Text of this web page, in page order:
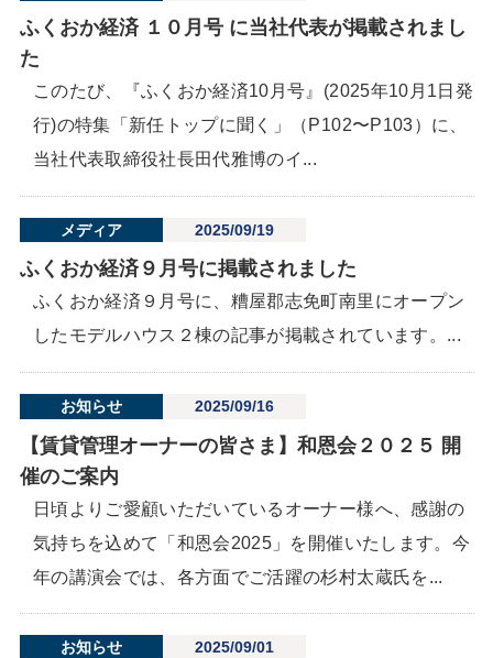
ふくおか経済 １０月号 に当社代表が掲載されまし
た
このたび、『ふくおか経済10月号』(2025年10月1日発
行)の特集「新任トップに聞く」（P102〜P103）に、
当社代表取締役社長田代雅博のイ...
メディア 2025/09/19
ふくおか経済９月号に掲載されました
ふくおか経済９月号に、糟屋郡志免町南里にオープン
したモデルハウス２棟の記事が掲載されています。...
お知らせ 2025/09/16
【賃貸管理オーナーの皆さま】和恩会２０２５ 開
催のご案内
日頃よりご愛顧いただいているオーナー様へ、感謝の
気持ちを込めて「和恩会2025」を開催いたします。今
年の講演会では、各方面でご活躍の杉村太蔵氏を...
お知らせ 2025/09/01